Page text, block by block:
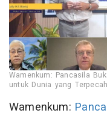
Wamenkum: Pancasila
untuk Dunia yang
Wamenkum: